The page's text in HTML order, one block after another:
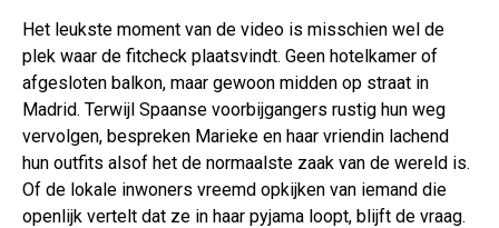
Het leukste moment van de video is misschien wel de
plek waar de fitcheck plaatsvindt. Geen hotelkamer of
afgesloten balkon, maar gewoon midden op straat in
Madrid. Terwijl Spaanse voorbijgangers rustig hun weg
vervolgen, bespreken Marieke en haar vriendin lachend
hun outfits alsof het de normaalste zaak van de wereld is.
Of de lokale inwoners vreemd opkijken van iemand die
openlijk vertelt dat ze in haar pyjama loopt, blijft de vraag.